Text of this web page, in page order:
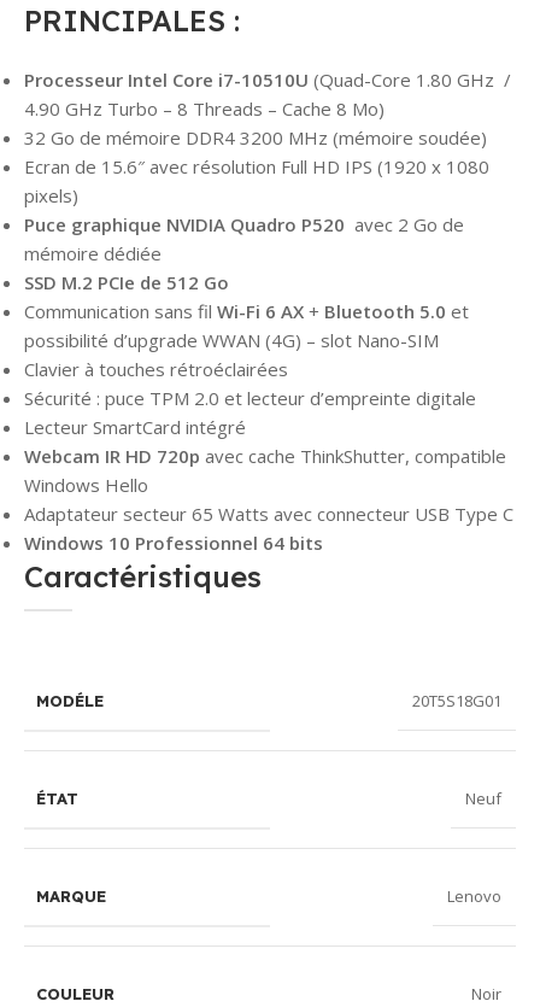
PRINCIPALES :
Processeur Intel Core i7-10510U (Quad-Core 1.80 GHz /
4.90 GHz Turbo – 8 Threads – Cache 8 Mo)
32 Go de mémoire DDR4 3200 MHz (mémoire soudée)
Ecran de 15.6″ avec résolution Full HD IPS (1920 x 1080
pixels)
Puce graphique NVIDIA Quadro P520 avec 2 Go de
mémoire dédiée
SSD M.2 PCIe de 512 Go
Communication sans fil Wi-Fi 6 AX + Bluetooth 5.0 et
possibilité d’upgrade WWAN (4G) – slot Nano-SIM
Clavier à touches rétroéclairées
Sécurité : puce TPM 2.0 et lecteur d’empreinte digitale
Lecteur SmartCard intégré
Webcam IR HD 720p avec cache ThinkShutter, compatible
Windows Hello
Adaptateur secteur 65 Watts avec connecteur USB Type C
Windows 10 Professionnel 64 bits
Caractéristiques
MODÉLE 20T5S18G01
ÉTAT Neuf
MARQUE Lenovo
COULEUR Noir